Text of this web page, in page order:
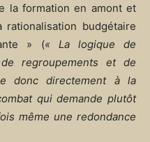
la formation en amont et
budgétaire
» (« La logique de
regroupements et de
donc directement à la
qui demande plutôt
même une redondance